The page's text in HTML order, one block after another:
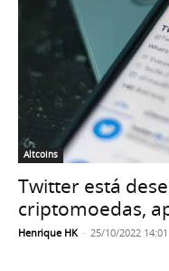
Altcoins
Twitter está
criptomoedas,
Henrique HK - 25/10/2022 14:01